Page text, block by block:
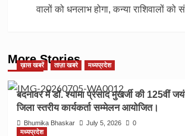
वालों को धनलाभ होगा, कन्या राशिवालों को
More Stories
ख़ास खबरें ताज़ा खबरे मध्यप्रदेश
बदनावर में डॉ. श्यामा प्रसाद मुखर्जी की 125वीं
जिला स्तरीय कार्यकर्ता सम्मेलन आयोजित।
Bhumika Bhaskar July 5, 2026
0
मध्यप्रदेश